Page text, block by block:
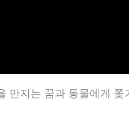
지는 꿈과 동물에게